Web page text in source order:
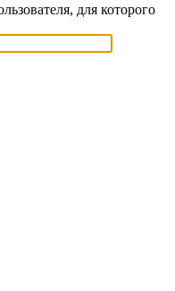
для которого